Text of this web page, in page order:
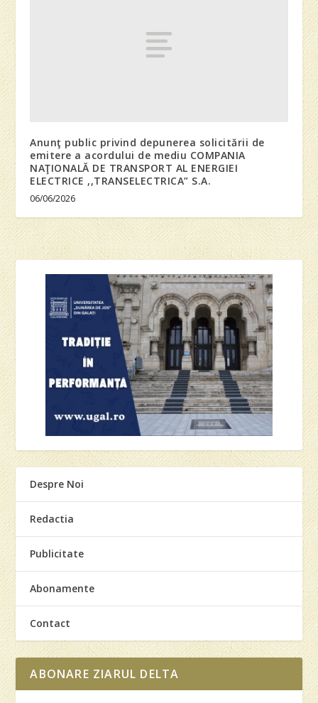
Anunţ public privind depunerea solicitării de
emitere a acordului de mediu COMPANIA
NAŢIONALĂ DE TRANSPORT AL ENERGIEI
ELECTRICE ,,TRANSELECTRICA” S.A.
06/06/2026
Despre Noi
Redactia
Publicitate
Abonamente
Contact
ABONARE ZIARUL DELTA